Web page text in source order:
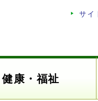
サイ
健康・福祉